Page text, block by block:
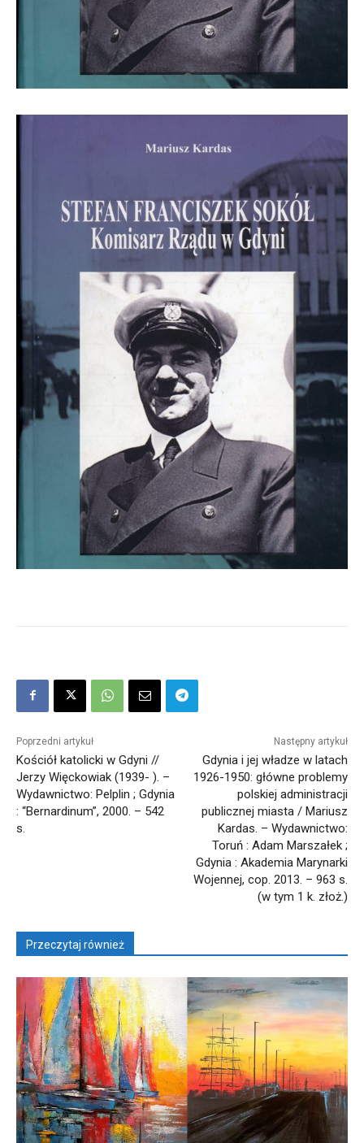
Poprzedni artykuł
Kościół katolicki w Gdyni //
Jerzy Więckowiak (1939- ). –
Wydawnictwo: Pelplin ; Gdynia
: “Bernardinum”, 2000. – 542
s.
Następny artykuł
Gdynia i jej władze w latach
1926-1950: główne problemy
polskiej administracji
publicznej miasta / Mariusz
Kardas. – Wydawnictwo:
Toruń : Adam Marszałek ;
Gdynia : Akademia Marynarki
Wojennej, cop. 2013. – 963 s.
(w tym 1 k. złoż.)
Przeczytaj również